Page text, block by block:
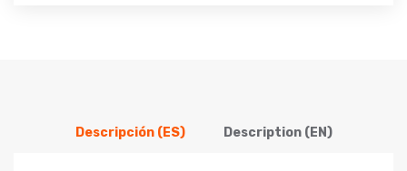
Descripción (ES) Description (EN)